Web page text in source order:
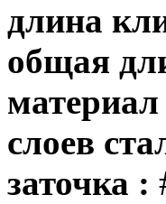
длина
общая
слоев
заточка :